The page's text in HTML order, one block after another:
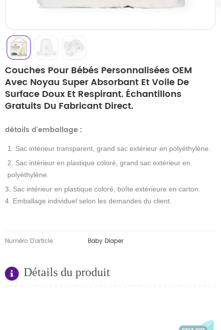
Couches Pour Bébés Personnalisées OEM
Avec Noyau Super Absorbant Et Voile De
Surface Doux Et Respirant. Échantillons
Gratuits Du Fabricant Direct.
détails d'emballage :
1. Sac intérieur transparent, grand sac extérieur en polyéthylène.
2. Sac intérieur en plastique coloré, grand sac extérieur en
polyéthylène.
3. Sac intérieur en plastique coloré, boîte extérieure en carton.
4. Emballage individuel selon les demandes du client.
Numéro D'article: Baby Diaper
Détails du produit